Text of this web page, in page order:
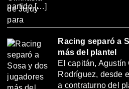
partido […]
Racing separó a
más del plantel
El capitán,
Rodríguez, desde
a contraturno del